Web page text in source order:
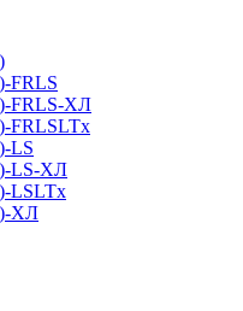
FRLS
FRLS-ХЛ
LS
LS-ХЛ
LSLTx
ХЛ